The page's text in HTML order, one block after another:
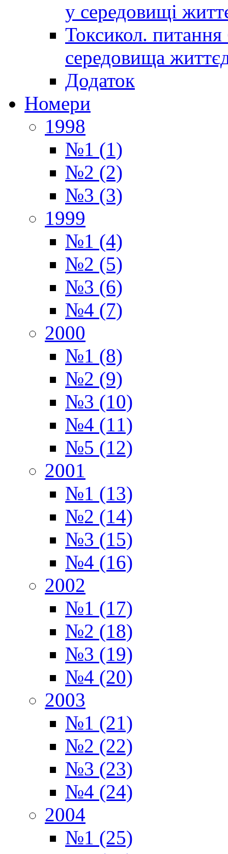
у середовищі
Токсикол. питання
середовища
Додаток
Номери
1998
№1 (1)
№2 (2)
№3 (3)
1999
№1 (4)
№2 (5)
№3 (6)
№4 (7)
2000
№1 (8)
№2 (9)
№3 (10)
№4 (11)
№5 (12)
2001
№1 (13)
№2 (14)
№3 (15)
№4 (16)
2002
№1 (17)
№2 (18)
№3 (19)
№4 (20)
2003
№1 (21)
№2 (22)
№3 (23)
№4 (24)
2004
№1 (25)